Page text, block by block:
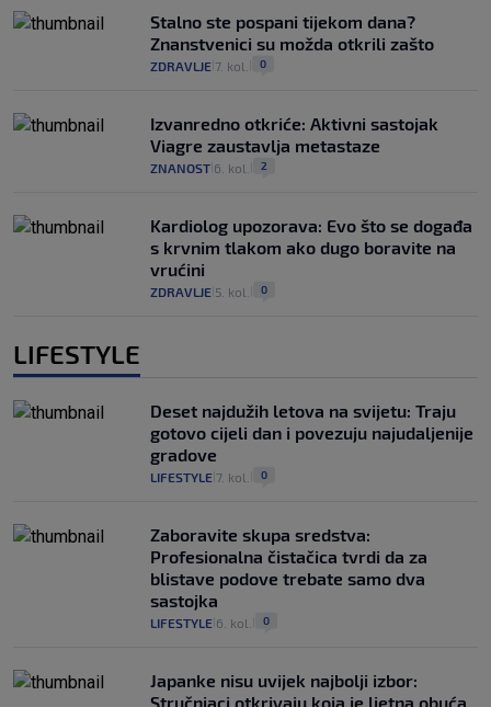
Stalno ste pospani tijekom dana?
Znanstvenici su možda otkrili zašto
ZDRAVLJE 7. kol. 0
Izvanredno otkriće: Aktivni sastojak
Viagre zaustavlja metastaze
ZNANOST 6. kol. 2
Kardiolog upozorava: Evo što se događa
s krvnim tlakom ako dugo boravite na
vrućini
ZDRAVLJE 5. kol. 0
LIFESTYLE
Deset najdužih letova na svijetu: Traju
gotovo cijeli dan i povezuju najudaljenije
gradove
LIFESTYLE 7. kol. 0
Zaboravite skupa sredstva:
Profesionalna čistačica tvrdi da za
blistave podove trebate samo dva
sastojka
LIFESTYLE 6. kol. 0
Japanke nisu uvijek najbolji izbor:
Stručnjaci otkrivaju koja je ljetna obuća